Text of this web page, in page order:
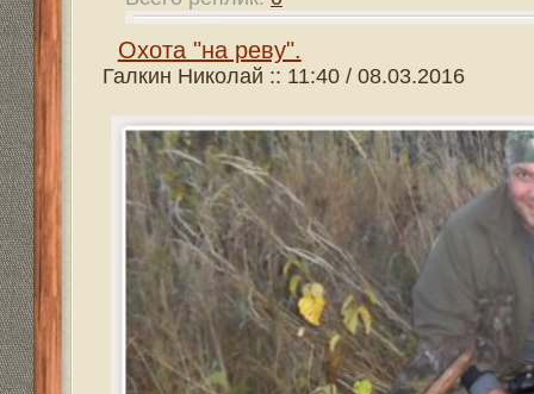
Участники дискуссии: Админ Админ
Структура сайта Все о 555hf.tv Правила
555 online плеер
Просмотр видео
Смотрите на
Реквизиты
555hf.tv. Охотничье - рыболовный
© 2009-2023. Копирование материалов с сайта